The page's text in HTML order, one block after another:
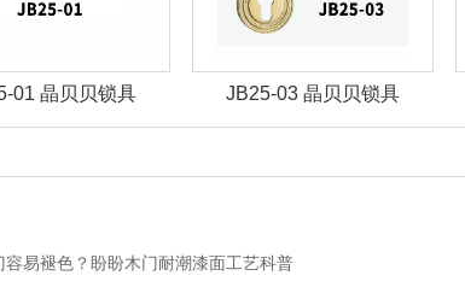
03 晶贝贝锁具 JB25-07 晶贝贝锁具
容易褪色？盼盼木门耐潮漆面工艺科普